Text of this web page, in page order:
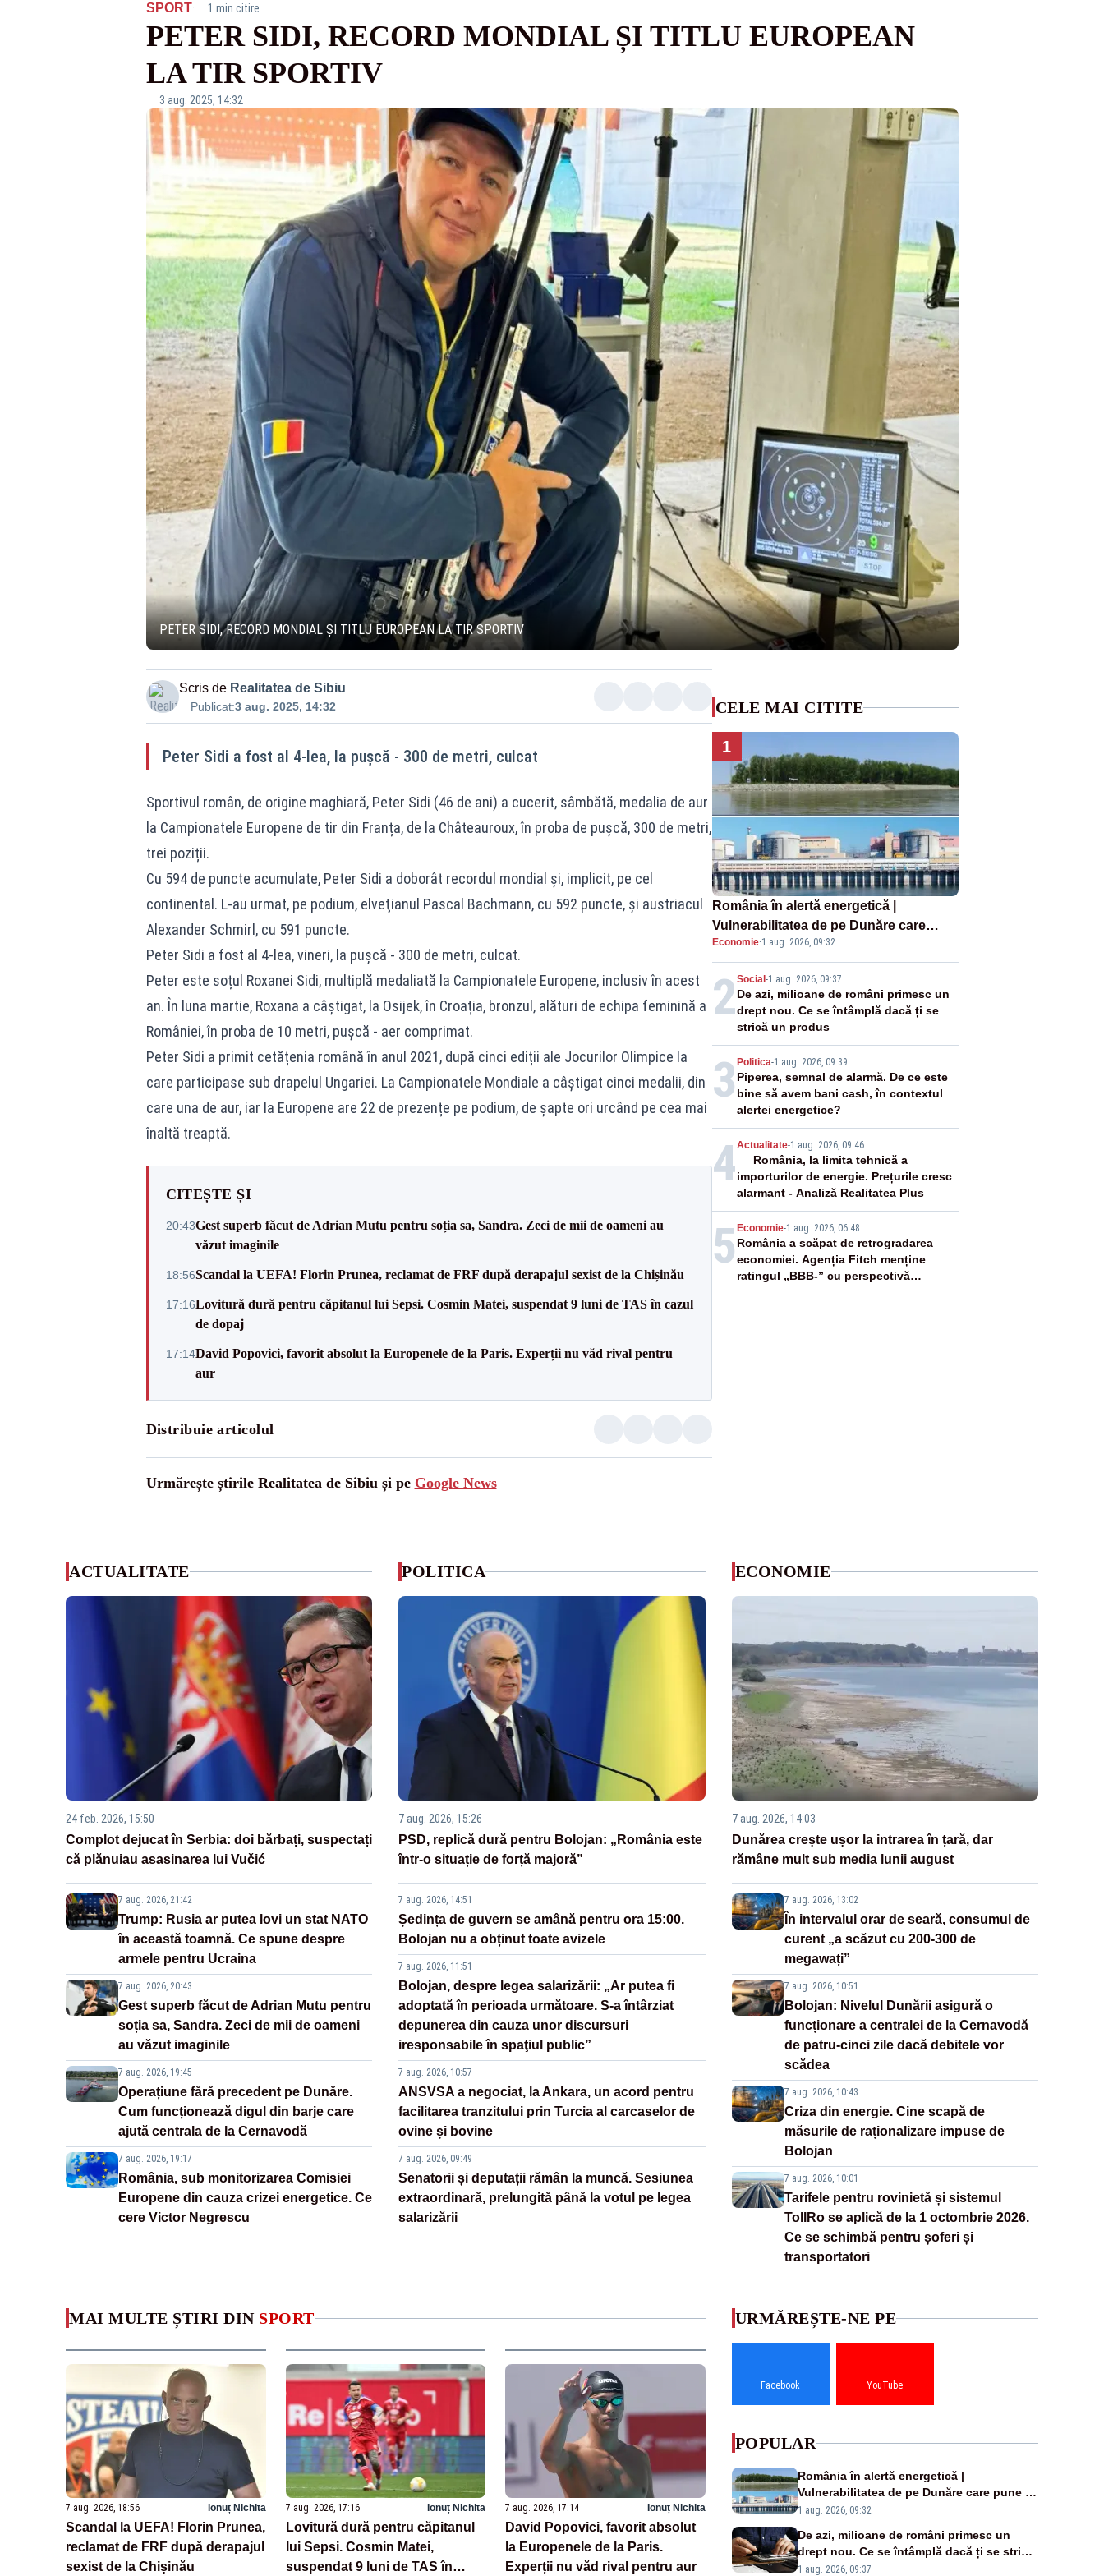
SPORT· 1 min citire
PETER SIDI, RECORD MONDIAL ȘI TITLU EUROPEAN
LA TIR SPORTIV
3 aug. 2025, 14:32
PETER SIDI, RECORD MONDIAL ȘI TITLU EUROPEAN LA TIR SPORTIV
Scris de Realitatea de Sibiu
Publicat:3 aug. 2025, 14:32
Peter Sidi a fost al 4-lea, la pușcă - 300 de metri, culcat
Sportivul român, de origine maghiară, Peter Sidi (46 de ani) a cucerit, sâmbătă, medalia de aur
la Campionatele Europene de tir din Franța, de la Châteauroux, în proba de pușcă, 300 de metri,
trei poziții.
Cu 594 de puncte acumulate, Peter Sidi a doborât recordul mondial și, implicit, pe cel
continental. L-au urmat, pe podium, elveţianul Pascal Bachmann, cu 592 puncte, şi austriacul
Alexander Schmirl, cu 591 puncte.
Peter Sidi a fost al 4-lea, vineri, la pușcă - 300 de metri, culcat.
Peter este soțul Roxanei Sidi, multiplă medaliată la Campionatele Europene, inclusiv în acest
an. În luna martie, Roxana a câștigat, la Osijek, în Croația, bronzul, alături de echipa feminină a
României, în proba de 10 metri, pușcă - aer comprimat.
Peter Sidi a primit cetățenia română în anul 2021, după cinci ediții ale Jocurilor Olimpice la
care participase sub drapelul Ungariei. La Campionatele Mondiale a câștigat cinci medalii, din
care una de aur, iar la Europene are 22 de prezențe pe podium, de șapte ori urcând pe cea mai
înaltă treaptă.
CITEȘTE ȘI
20:43Gest superb făcut de Adrian Mutu pentru soția sa, Sandra. Zeci de mii de oameni au
văzut imaginile
18:56Scandal la UEFA! Florin Prunea, reclamat de FRF după derapajul sexist de la Chișinău
17:16Lovitură dură pentru căpitanul lui Sepsi. Cosmin Matei, suspendat 9 luni de TAS în cazul
de dopaj
17:14David Popovici, favorit absolut la Europenele de la Paris. Experții nu văd rival pentru
aur
Distribuie articolul
Urmărește știrile Realitatea de Sibiu și pe Google News
CELE MAI CITITE
1
România în alertă energetică |
Vulnerabilitatea de pe Dunăre care
pune în pericol Centrala Cernavodă era
cunoscută de pe vremea lui Ceaușescu
Economie·1 aug. 2026, 09:32
2Social -1 aug. 2026, 09:37
De azi, milioane de români primesc un
drept nou. Ce se întâmplă dacă ți se
strică un produs
3 Politica-1 aug. 2026, 09:39
Piperea, semnal de alarmă. De ce este
bine să avem bani cash, în contextul
alertei energetice?
4Actualitate-1 aug. 2026, 09:46
România, la limita tehnică a
importurilor de energie. Prețurile cresc
alarmant - Analiză Realitatea Plus
5 Economie-1 aug. 2026, 06:48
România a scăpat de retrogradarea
economiei. Agenția Fitch menține
ratingul „BBB-” cu perspectivă
ACTUALITATE
24 feb. 2026, 15:50
Complot dejucat în Serbia: doi bărbați, suspectați
că plănuiau asasinarea lui Vučić
7 aug. 2026, 21:42
Trump: Rusia ar putea lovi un stat NATO
în această toamnă. Ce spune despre
armele pentru Ucraina
7 aug. 2026, 20:43
Gest superb făcut de Adrian Mutu pentru
soția sa, Sandra. Zeci de mii de oameni
au văzut imaginile
7 aug. 2026, 19:45
Operațiune fără precedent pe Dunăre.
Cum funcționează digul din barje care
ajută centrala de la Cernavodă
7 aug. 2026, 19:17
România, sub monitorizarea Comisiei
Europene din cauza crizei energetice. Ce
cere Victor Negrescu
POLITICA
7 aug. 2026, 15:26
PSD, replică dură pentru Bolojan: „România este
într-o situație de forță majoră”
7 aug. 2026, 14:51
Ședința de guvern se amână pentru ora 15:00.
Bolojan nu a obținut toate avizele
7 aug. 2026, 11:51
Bolojan, despre legea salarizării: „Ar putea fi
adoptată în perioada următoare. S-a întârziat
depunerea din cauza unor discursuri
iresponsabile în spaţiul public”
7 aug. 2026, 10:57
ANSVSA a negociat, la Ankara, un acord pentru
facilitarea tranzitului prin Turcia al carcaselor de
ovine și bovine
7 aug. 2026, 09:49
Senatorii și deputații rămân la muncă. Sesiunea
extraordinară, prelungită până la votul pe legea
salarizării
ECONOMIE
7 aug. 2026, 14:03
Dunărea crește ușor la intrarea în țară, dar
rămâne mult sub media lunii august
7 aug. 2026, 13:02
În intervalul orar de seară, consumul de
curent „a scăzut cu 200-300 de
megawați”
7 aug. 2026, 10:51
Bolojan: Nivelul Dunării asigură o
funcționare a centralei de la Cernavodă
de patru-cinci zile dacă debitele vor
scădea
7 aug. 2026, 10:43
Criza din energie. Cine scapă de
măsurile de raționalizare impuse de
Bolojan
7 aug. 2026, 10:01
Tarifele pentru rovinietă și sistemul
TollRo se aplică de la 1 octombrie 2026.
Ce se schimbă pentru șoferi și
transportatori
MAI MULTE ȘTIRI DIN SPORT
7 aug. 2026, 18:56 Ionuț Nichita
Scandal la UEFA! Florin Prunea,
reclamat de FRF după derapajul
sexist de la Chișinău
7 aug. 2026, 17:16 Ionuț Nichita
Lovitură dură pentru căpitanul
lui Sepsi. Cosmin Matei,
suspendat 9 luni de TAS în
7 aug. 2026, 17:14 Ionuț Nichita
David Popovici, favorit absolut
la Europenele de la Paris.
Experții nu văd rival pentru aur
URMĂREȘTE-NE PE
Facebook YouTube
POPULAR
România în alertă energetică |
Vulnerabilitatea de pe Dunăre care pune în
pericol Centrala Cernavodă era cunoscută
1 aug. 2026, 09:32
De azi, milioane de români primesc un
drept nou. Ce se întâmplă dacă ți se strică
un produs
1 aug. 2026, 09:37